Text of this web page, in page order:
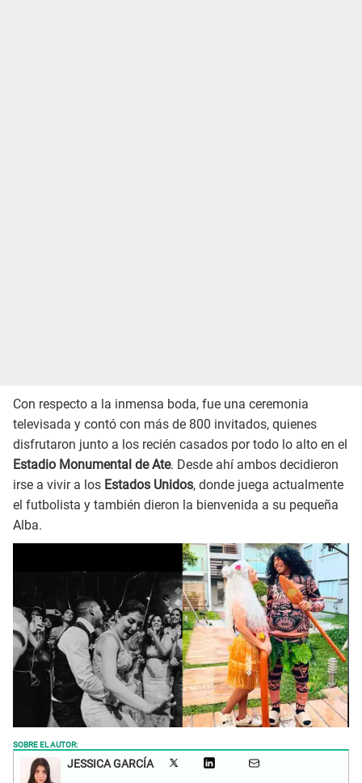
Con respecto a la inmensa boda, fue una ceremonia
televisada y contó con más de 800 invitados, quienes
disfrutaron junto a los recién casados por todo lo alto en el
Estadio Monumental de Ate. Desde ahí ambos decidieron
irse a vivir a los Estados Unidos, donde juega actualmente
el futbolista y también dieron la bienvenida a su pequeña
Alba.
SOBRE EL AUTOR:
JESSICA GARCÍA